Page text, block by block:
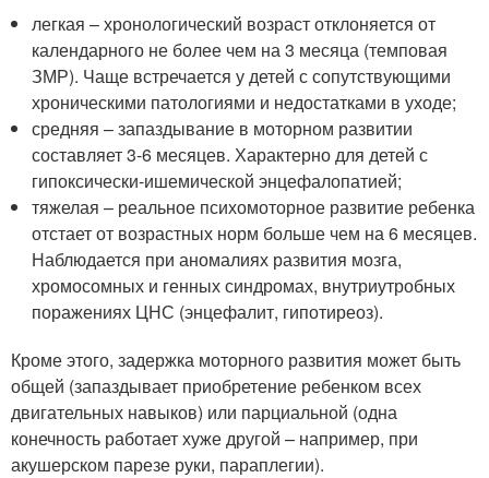
легкая – хронологический возраст отклоняется от
календарного не более чем на 3 месяца (темповая
ЗМР). Чаще встречается у детей с сопутствующими
хроническими патологиями и недостатками в уходе;
средняя – запаздывание в моторном развитии
составляет 3-6 месяцев. Характерно для детей с
гипоксически-ишемической энцефалопатией;
тяжелая – реальное психомоторное развитие ребенка
отстает от возрастных норм больше чем на 6 месяцев.
Наблюдается при аномалиях развития мозга,
хромосомных и генных синдромах, внутриутробных
поражениях ЦНС (энцефалит, гипотиреоз).
Кроме этого, задержка моторного развития может быть
общей (запаздывает приобретение ребенком всех
двигательных навыков) или парциальной (одна
конечность работает хуже другой – например, при
акушерском парезе руки, параплегии).